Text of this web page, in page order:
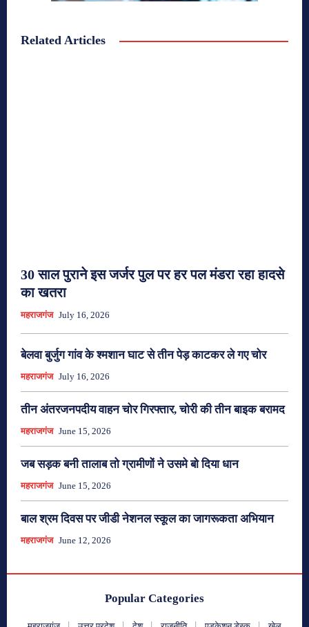
Related Articles
30 साल पुराने इस जर्जर पुल पर हर पल मंडरा रहा हादसे
का खतरा
महराजगंज July 16, 2026
बेलवा बुर्जुग गांव के श्मशान घाट से तीन पेड़ काटकर ले गए चोर
महराजगंज July 16, 2026
तीन अंतरजनपदीय वाहन चोर गिरफ्तार, चोरी की तीन बाइक बरामद
महराजगंज June 15, 2026
जब सड़क बनी तालाब तो ग्रामीणों ने उसमे बो दिया धान
महराजगंज June 15, 2026
बाल श्रम दिवस पर जीडी नेशनल स्कूल का जागरूकता अभियान
महराजगंज June 12, 2026
Popular Categories